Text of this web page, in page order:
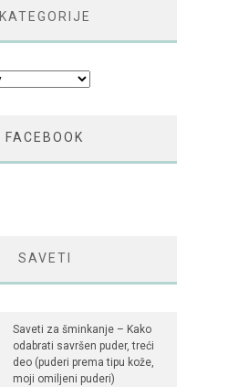
KATEGORIJE
FACEBOOK
SAVETI
Saveti za šminkanje – Kako
odabrati savršen puder, treći
deo (puderi prema tipu kože,
moji omiljeni puderi)